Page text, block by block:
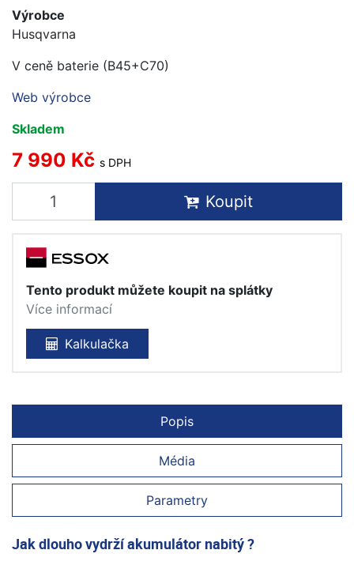
Výrobce
Husqvarna
V ceně baterie (B45+C70)
Web výrobce
Skladem
7 990 Kč s DPH
Koupit
Tento produkt můžete koupit na splátky
Více informací
Kalkulačka
Popis
Média
Parametry
Jak dlouho vydrží akumulátor nabitý ?